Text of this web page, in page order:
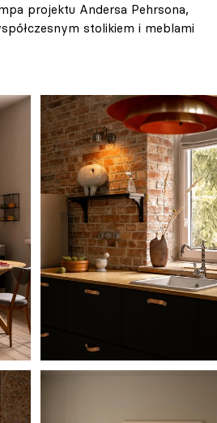
projektu Andersa Pehrsona,
stolikiem i meblami